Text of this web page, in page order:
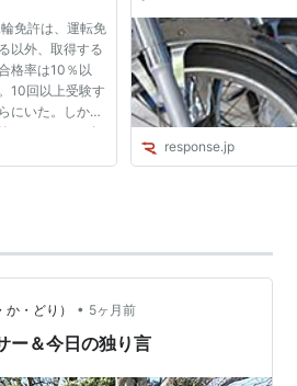
免許は、運転免
以外、取得する
格率は10％以
10回以上受験す
にいた。しか
も、１９９６年
るようになり、
response.jp
・どり） • 5ヶ月前
ー＆今日の独り言